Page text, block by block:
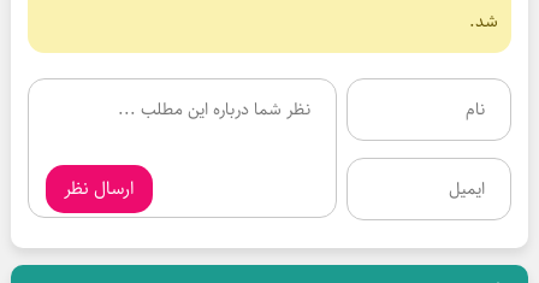
شد.
ارسال نظر